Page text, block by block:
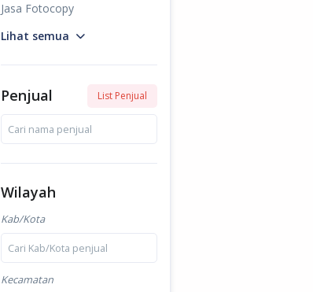
Jasa Fotocopy
Lihat semua
Penjual List Penjual
Cari nama penjual
Wilayah
Kab/Kota
Cari Kab/Kota penjual
Kecamatan